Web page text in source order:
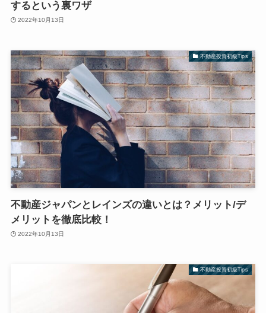
するという裏ワザ
2022年10月13日
不動産投資初級Tips
不動産ジャパンとレインズの違いとは？メリット/デ
メリットを徹底比較！
2022年10月13日
不動産投資初級Tips